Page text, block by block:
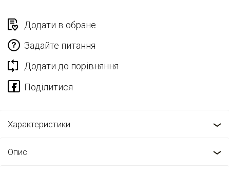
Додати в обране
Задайте питання
Додати до порівняння
Характеристики
Опис